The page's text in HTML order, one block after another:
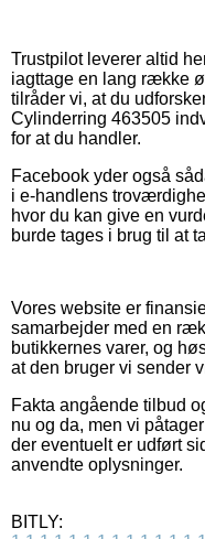
Trustpilot leverer altid
iagttage en lang række
tilråder vi, at du
Cylinderring 463505
for at du handler.
Facebook yder også
i e-handlens
hvor du kan give en
burde tages i brug til at
Vores website er
samarbejder med en
butikkernes varer, og
at den bruger vi sender
Fakta angående tilbud
nu og da, men vi
der eventuelt er udført
anvendte oplysninger.
BITLY: